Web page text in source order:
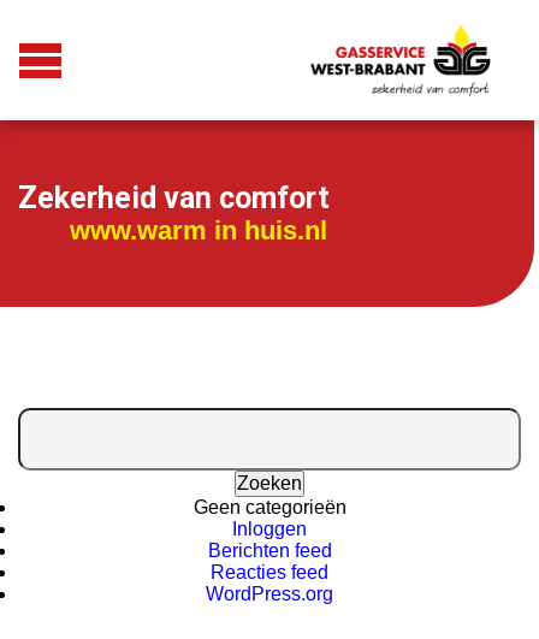
Zekerheid van comfort
www.warm in huis.nl
Zoeken
Geen categorieën
Inloggen
Berichten feed
Reacties feed
WordPress.org